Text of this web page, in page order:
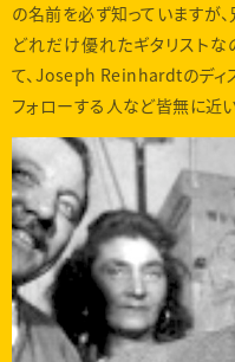
の名前を必ず知っていますが
どれだけ優れたギタリストな
て、Joseph Reinhardtのディ
フォローする人など皆無に近